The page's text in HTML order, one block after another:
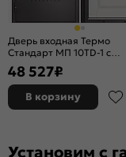
Дверь входная Термо
Стандарт МП 10TD-1 с
терморазрывом Шоколад
букле/Белый ларче, 2
ночной задвижкой
48 527₽
В корзину
Установим с